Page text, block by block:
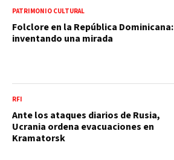
PATRIMONIO CULTURAL
Folclore en la República Dominicana:
inventando una mirada
RFI
Ante los ataques diarios de Rusia,
Ucrania ordena evacuaciones en
Kramatorsk